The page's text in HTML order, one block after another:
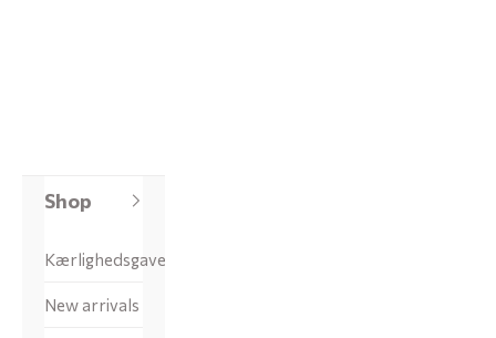
Shop
Kærlighedsgaver
New arrivals